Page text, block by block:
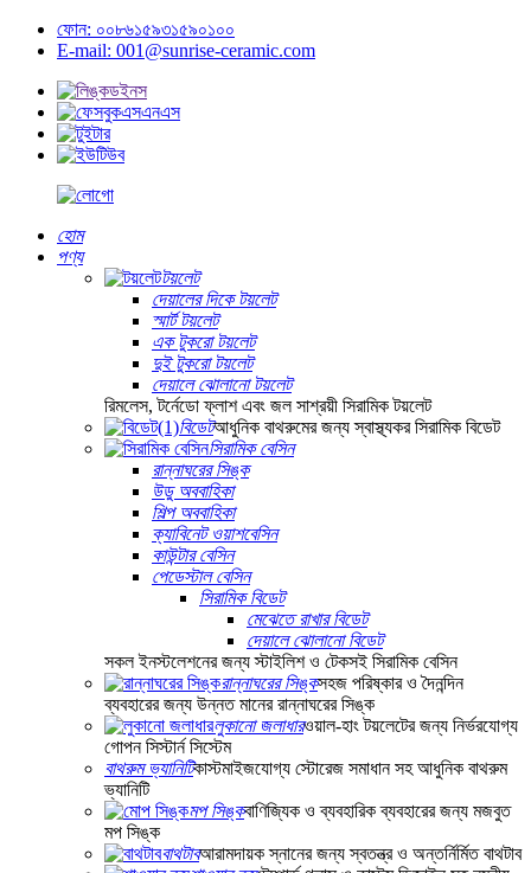
ফোন: ০০৮৬১৫৯৩১৫৯০১০০
E-mail: 001@sunrise-ceramic.com
হোম
পণ্য
টয়লেট
দেয়ালের দিকে টয়লেট
স্মার্ট টয়লেট
এক টুকরো টয়লেট
দুই টুকরো টয়লেট
দেয়ালে ঝোলানো টয়লেট
রিমলেস, টর্নেডো ফ্লাশ এবং জল সাশ্রয়ী সিরামিক টয়লেট
বিডেটআধুনিক বাথরুমের জন্য স্বাস্থ্যকর সিরামিক বিডেট
সিরামিক বেসিন
রান্নাঘরের সিঙ্ক
উডু অববাহিকা
শিল্প অববাহিকা
ক্যাবিনেট ওয়াশবেসিন
কাউন্টার বেসিন
পেডেস্টাল বেসিন
সিরামিক বিডেট
মেঝেতে রাখার বিডেট
দেয়ালে ঝোলানো বিডেট
সকল ইনস্টলেশনের জন্য স্টাইলিশ ও টেকসই সিরামিক বেসিন
রান্নাঘরের সিঙ্কসহজ পরিষ্কার ও দৈনন্দিন
ব্যবহারের জন্য উন্নত মানের রান্নাঘরের সিঙ্ক
লুকানো জলাধারওয়াল-হাং টয়লেটের জন্য নির্ভরযোগ্য
গোপন সিস্টার্ন সিস্টেম
বাথরুম ভ্যানিটিকাস্টমাইজযোগ্য স্টোরেজ সমাধান সহ আধুনিক বাথরুম
ভ্যানিটি
মপ সিঙ্কবাণিজ্যিক ও ব্যবহারিক ব্যবহারের জন্য মজবুত
মপ সিঙ্ক
বাথটাবআরামদায়ক স্নানের জন্য স্বতন্ত্র ও অন্তর্নির্মিত বাথটাব